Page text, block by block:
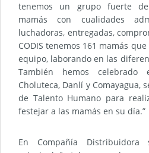
tenemos un grupo fuerte
mamás con cualidades
luchadoras, entregadas,
CODIS tenemos 161 mamás
equipo, laborando en las
También hemos
Choluteca, Danlí y Comayagua,
de Talento Humano para
festejar a las mamás en su día.”
En Compañía Distribuidora